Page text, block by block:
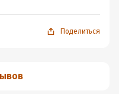
Поделиться